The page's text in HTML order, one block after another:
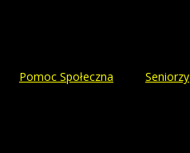
Pomoc Społeczna Seniorzy